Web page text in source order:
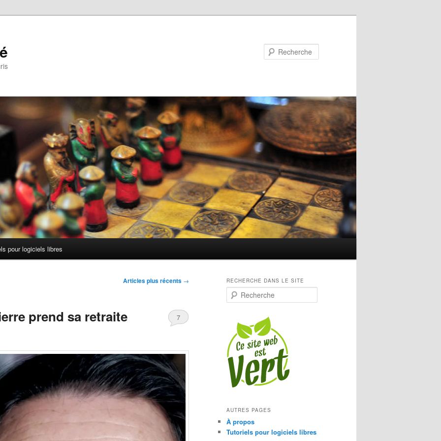
pour logiciels libres
Articles plus récents →
prend sa retraite 7
RECHERCHE DANS LE SITE
e
c
h
e
AUTRES PAGES
À propos
Tutoriels pour logiciels libres